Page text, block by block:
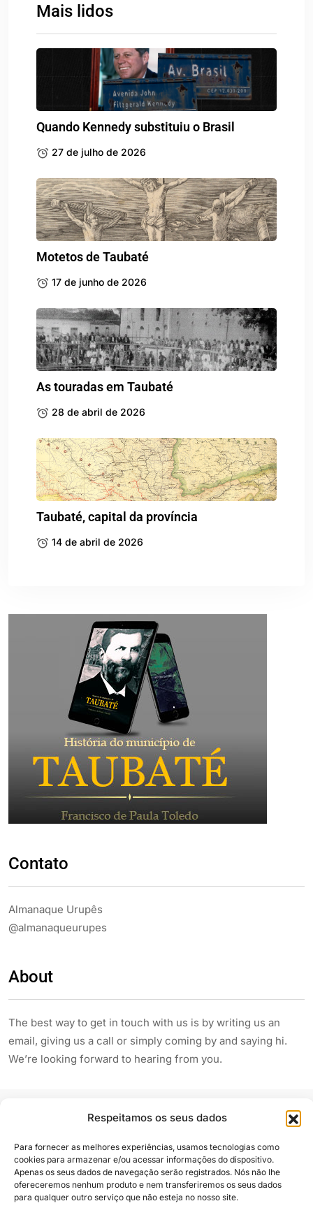
Respeitamos os seus dados
Para fornecer as melhores experiências, usamos tecnologias como
cookies para armazenar e/ou acessar informações do dispositivo.
Apenas os seus dados de navegação serão registrados. Nós não lhe
ofereceremos nenhum produto e nem transferiremos os seus dados
para qualquer outro serviço que não esteja no nosso site.
Mais lidos
Quando Kennedy substituiu o Brasil
27 de julho de 2026
Motetos de Taubaté
17 de junho de 2026
As touradas em Taubaté
28 de abril de 2026
Taubaté, capital da província
14 de abril de 2026
Contato
Almanaque Urupês
@almanaqueurupes
About
The best way to get in touch with us is by writing us an
email, giving us a call or simply coming by and saying hi.
We’re looking forward to hearing from you.
Siga e compartilhe